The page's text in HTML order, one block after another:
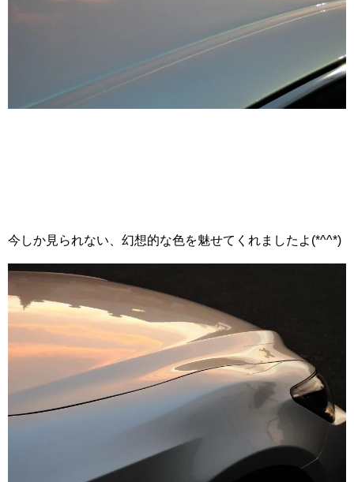
今しか見られない、幻想的な色を魅せてくれましたよ(*^^*)